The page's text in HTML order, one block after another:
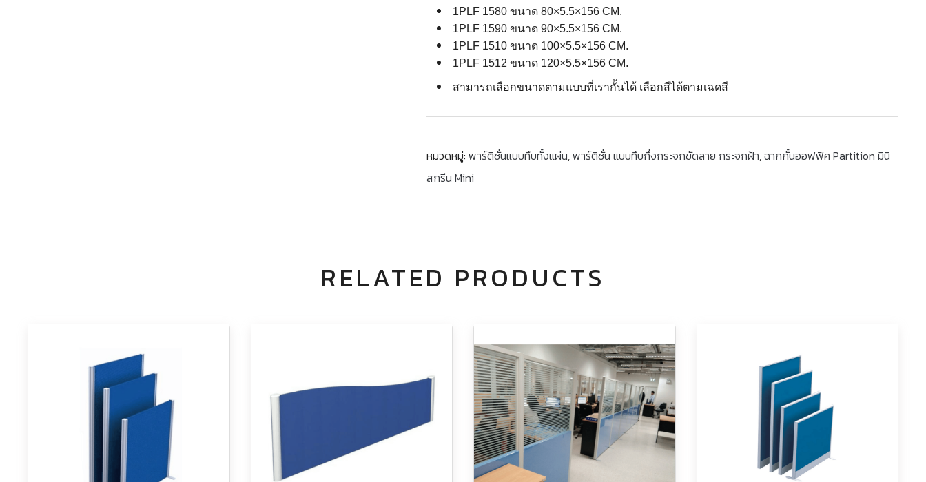
1PLF 1580 ขนาด 80×5.5×156 CM.
1PLF 1590 ขนาด 90×5.5×156 CM.
1PLF 1510 ขนาด 100×5.5×156 CM.
1PLF 1512 ขนาด 120×5.5×156 CM.
สามารถเลือกขนาดตามแบบที่เรากั้นได้ เลือกสีได้ตามเฉดสี
หมวดหมู่:พาร์ติชั่นแบบทึบทั้งแผ่น,พาร์ติชั่น แบบทึบกึ่งกระจกขัดลาย กระจกฝ้า,ฉากกั้นออฟฟิศ Partition มินิ
สกรีน Mini
RELATED PRODUCTS